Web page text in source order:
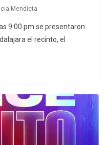
Mendieta
9:00 pm se presentaron
el recinto, el